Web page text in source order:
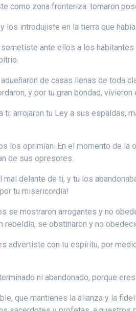
como zona fronteriza: tomaron
introdujiste en la tierra que
ante ellos a los
de casas llenas de toda
y por tu gran bondad,
arrojaron tu Ley a sus espaldas,
los oprimían. En el momento de la
de sus opresores.
delante de ti, y tú los
tu misericordia!
se mostraron arrogantes y no
rebeldía, se obstinaron y no
advertiste con tu espíritu, por
ni abandonado, porque
que mantienes la alianza y la